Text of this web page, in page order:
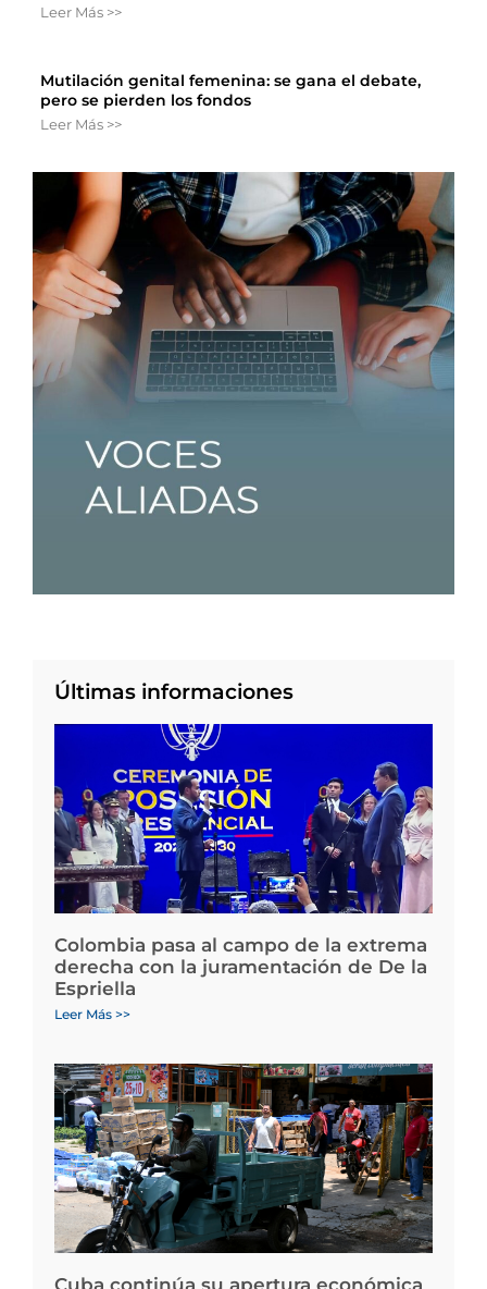
Leer Más >>
Mutilación genital femenina: se gana el debate,
pero se pierden los fondos
Leer Más >>
Últimas informaciones
Colombia pasa al campo de la extrema
derecha con la juramentación de De la
Espriella
Leer Más >>